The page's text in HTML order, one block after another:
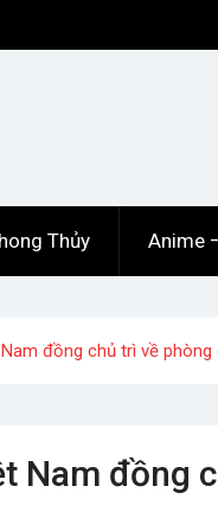
Thủy Anime
đồng chủ trì về
Nam đồng